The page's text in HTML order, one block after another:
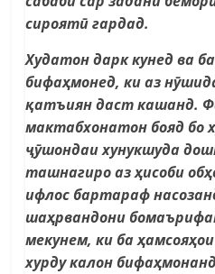
сироятӣ гардад.
Худатон дарк кунед ва
бифаҳмонед, ки аз
қатъиян даст кашанд.
мактабхонатон бояд бо
ҷӯшондаи хунукшуда
ташнагиро аз ҳисоби
ифлос бартараф
шаҳрвандони
мекунем, ки ба
хурду калон